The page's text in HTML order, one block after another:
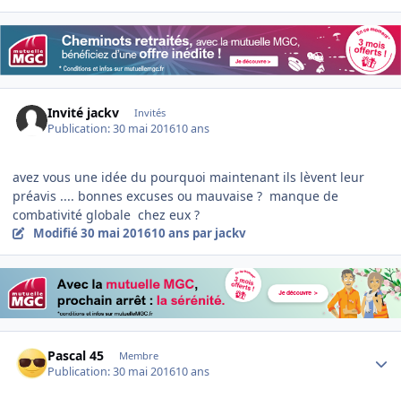
Invité jackv Invités
Publication:30 mai 201610 ans
avez vous une idée du pourquoi maintenant ils lèvent leur
préavis .... bonnes excuses ou mauvaise ? manque de
combativité globale chez eux ?
Modifié30 mai 201610 ans par jackv
Pascal 45 Membre
Publication:30 mai 201610 ans